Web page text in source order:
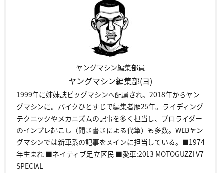
ヤングマシン編集部員
ヤングマシン編集部(ヨ)
1999年に姉妹誌ビッグマシンへ配属され、2018年からヤン
グマシンに。バイクひとすじで編集者歴25年。ライディング
テクニックやメカニズムの記事を多く担当し、プロライダー
のインプレ起こし（聞き書きによる代筆）も多数。WEBヤン
グマシンでは新車系の記事をメインに担当している。■1974
年生まれ ■ネイティブ足立区民 ■愛車:2013 MOTOGUZZI V7
SPECIAL